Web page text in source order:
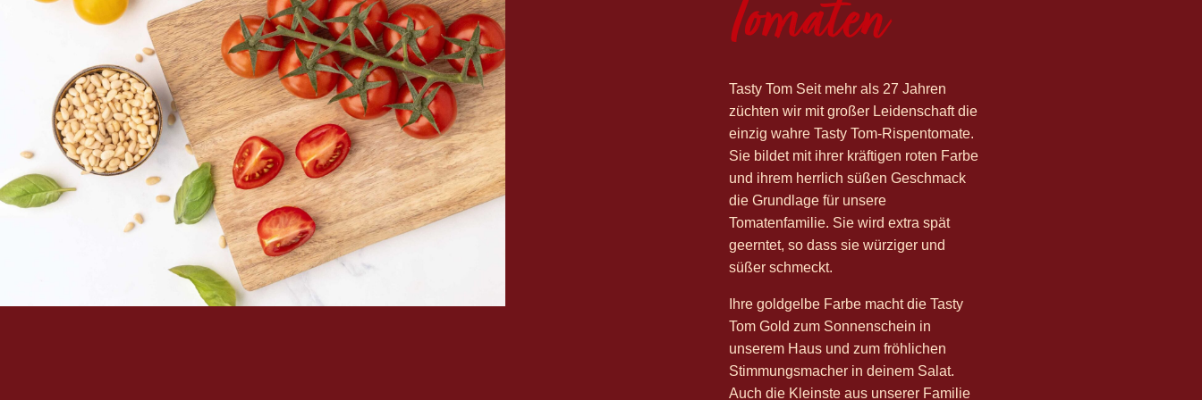
Tomaten
Tasty Tom Seit mehr als 27 Jahren
züchten wir mit großer Leidenschaft die
einzig wahre Tasty Tom-Rispentomate.
Sie bildet mit ihrer kräftigen roten Farbe
und ihrem herrlich süßen Geschmack
die Grundlage für unsere
Tomatenfamilie. Sie wird extra spät
geerntet, so dass sie würziger und
süßer schmeckt.
Ihre goldgelbe Farbe macht die Tasty
Tom Gold zum Sonnenschein in
unserem Haus und zum fröhlichen
Stimmungsmacher in deinem Salat.
Auch die Kleinste aus unserer Familie